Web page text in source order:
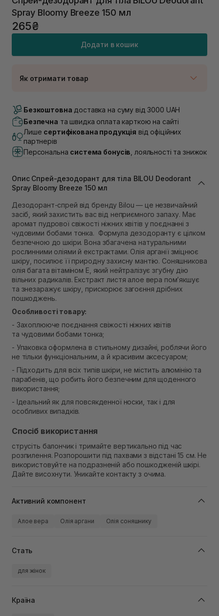
Spray Bloomy Breeze 150 мл
265₴
Додати в кошик
Як отримати товар
В наявності
Самовивіз м. Луцьк, вул. Винниченка 4
В наявності
Самовивіз м. Львів, вул. Академіка Підстригача, 1В
(Duck’s Lake)
В наявності
В наявності
Самовивіз м. Львів, вул. Степана Бандери 45
Самовивіз м. Рівне, вул. 16-го Липня, 15
В наявності
Самовивіз м. Рівне, вул. Кулика і Гудачека 23 (ТЦ
Екватор)
В наявності
Безкоштовна доставка на суму від 3000 UAH
Безпечна та швидка оплата карткою на сайті
Лише сертифікована продукція від офіційних
партнерів
Персональна система бонусів , лояльності та знижок
Опис Спрей-дезодорант для тіла BILOU Deodorant
Spray Bloomy Breeze 150 мл
Дезодорант-спрей від бренду Bilou — це незвичайний
засіб, який захистить вас від неприємного запаху. Має
аромат пудрової свіжості ніжних квітів у поєднанні з
чудовими бобами тонка. Формула дезодоранту є цілком
безпечною до шкіри. Вона збагачена натуральними
рослинними оліями й екстрактами. Олія арганії зміцнює
шкіру, посилює її природну захисну мантію. Соняшникова
олія багата вітаміном Е, який нейтралізує згубну дію
вільних радикалів. Екстракт листя алое вера пом’якшує
та знезаражує шкіру, прискорює загоєння дрібних
пошкоджень.
Особливості товару:
- Захоплююче поєднання свіжості ніжних квітів
та чудовими бобами тонка;
- Упаковка оформлена в стильному дизайні, роблячи його
не тільки функціональним, а й красивим аксесуаром;
- Підходить для всіх типів шкіри, не містить алюмінію та
парабенів, що робить його безпечним для щоденного
використання;
- Ідеальний як для повсякденної носки, так і для
особливих випадків.
Спосіб використання
струсіть балончик і тримайте вертикально під час
розпилення. Розпорошити під пахвами з відстані 15 см. Не
використовуйте на подразненій або пошкодженій шкірі.
Дайте висохнути. Уникайте контакту з очима.
Активний компонент
Алое вера Олія аргани Олія соняшнику
Стать
для жінок
Країна